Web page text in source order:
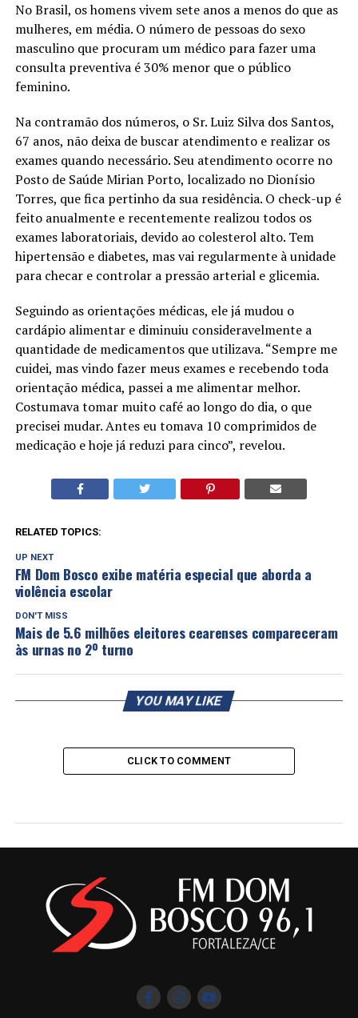
No Brasil, os homens vivem sete anos a menos do que as
mulheres, em média. O número de pessoas do sexo
masculino que procuram um médico para fazer uma
consulta preventiva é 30% menor que o público
feminino.
Na contramão dos números, o Sr. Luiz Silva dos Santos,
67 anos, não deixa de buscar atendimento e realizar os
exames quando necessário. Seu atendimento ocorre no
Posto de Saúde Mirian Porto, localizado no Dionísio
Torres, que fica pertinho da sua residência. O check-up é
feito anualmente e recentemente realizou todos os
exames laboratoriais, devido ao colesterol alto. Tem
hipertensão e diabetes, mas vai regularmente à unidade
para checar e controlar a pressão arterial e glicemia.
Seguindo as orientações médicas, ele já mudou o
cardápio alimentar e diminuiu consideravelmente a
quantidade de medicamentos que utilizava. “Sempre me
cuidei, mas vindo fazer meus exames e recebendo toda
orientação médica, passei a me alimentar melhor.
Costumava tomar muito café ao longo do dia, o que
precisei mudar. Antes eu tomava 10 comprimidos de
medicação e hoje já reduzi para cinco”, revelou.
RELATED TOPICS:
UP NEXT
FM Dom Bosco exibe matéria especial que aborda a
violência escolar
DON'T MISS
Mais de 5.6 milhões eleitores cearenses compareceram
às urnas no 2º turno
YOU MAY LIKE
CLICK TO COMMENT